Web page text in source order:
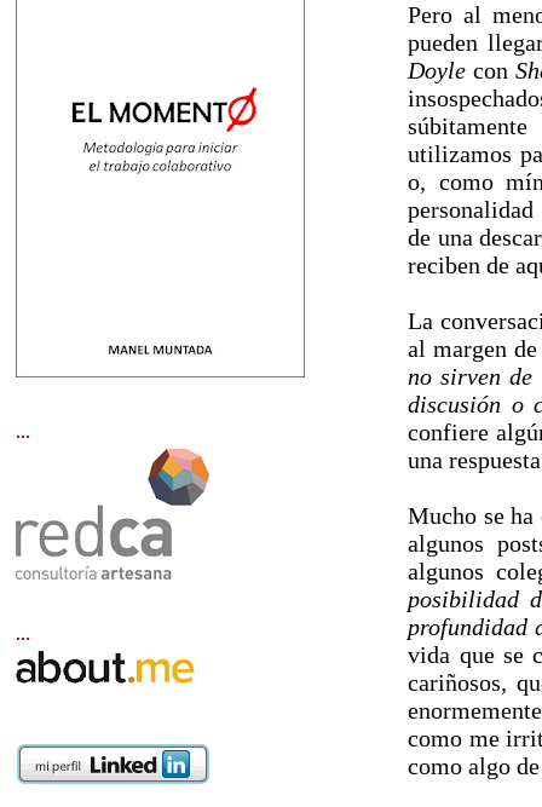
Pero al
pueden
Doyle con
utilizamos
o, como
de una
reciben de
La
al margen
no sirven de
discusión o
confiere
una
Mucho se
algunos
algunos
posibilidad
profundidad
vida que se
cariñosos,
como me
como algo
...
...